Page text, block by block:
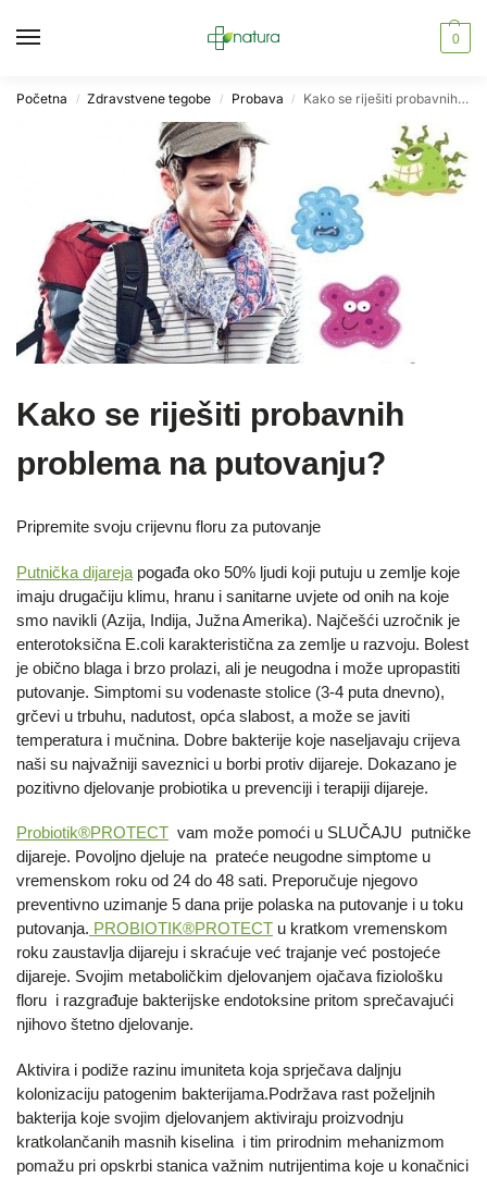
0
Početna / Zdravstvene tegobe / Probava / Kako se riješiti probavnih problema na putovanju?
Kako se riješiti probavnih
problema na putovanju?
Pripremite svoju crijevnu floru za putovanje
Putnička dijareja pogađa oko 50% ljudi koji putuju u zemlje koje
imaju drugačiju klimu, hranu i sanitarne uvjete od onih na koje
smo navikli (Azija, Indija, Južna Amerika). Najčešći uzročnik je
enterotoksična E.coli karakteristična za zemlje u razvoju. Bolest
je obično blaga i brzo prolazi, ali je neugodna i može upropastiti
putovanje. Simptomi su vodenaste stolice (3-4 puta dnevno),
grčevi u trbuhu, nadutost, opća slabost, a može se javiti
temperatura i mučnina. Dobre bakterije koje naseljavaju crijeva
naši su najvažniji saveznici u borbi protiv dijareje. Dokazano je
pozitivno djelovanje probiotika u prevenciji i terapiji dijareje.
Probiotik®PROTECT vam može pomoći u SLUČAJU putničke
dijareje. Povoljno djeluje na prateće neugodne simptome u
vremenskom roku od 24 do 48 sati. Preporučuje njegovo
preventivno uzimanje 5 dana prije polaska na putovanje i u toku
putovanja. PROBIOTIK®PROTECT u kratkom vremenskom
roku zaustavlja dijareju i skraćuje već trajanje već postojeće
dijareje. Svojim metaboličkim djelovanjem ojačava fiziološku
floru i razgrađuje bakterijske endotoksine pritom sprečavajući
njihovo štetno djelovanje.
Aktivira i podiže razinu imuniteta koja sprječava daljnju
kolonizaciju patogenim bakterijama.Podržava rast poželjnih
bakterija koje svojim djelovanjem aktiviraju proizvodnju
kratkolančanih masnih kiselina i tim prirodnim mehanizmom
pomažu pri opskrbi stanica važnim nutrijentima koje u konačnici